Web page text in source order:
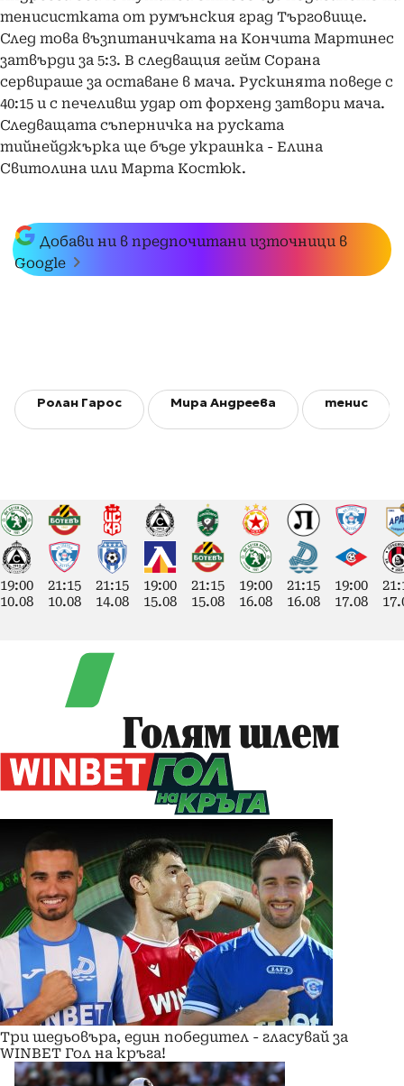
тенисистката от румънския град Търговище.
След това възпитаничката на Кончита Мартинес
затвърди за 5:3. В следващия гейм Сорана
сервираше за оставане в мача. Рускинята поведе с
40:15 и с печеливш удар от форхенд затвори мача.
Следващата съперничка на руската
тийнейджърка ще бъде украинка - Елина
Свитолина или Марта Костюк.
Добави ни в предпочитани източници в
Google
Ролан Гарос Мира Андреева тенис
19:00
10.08
21:15
10.08
21:15
14.08
19:00
15.08
21:15
15.08
19:00
16.08
21:15
16.08
19:00
17.08
Голям шлем
Три шедьовъра, един победител - гласувай за
WINBET Гол на кръга!